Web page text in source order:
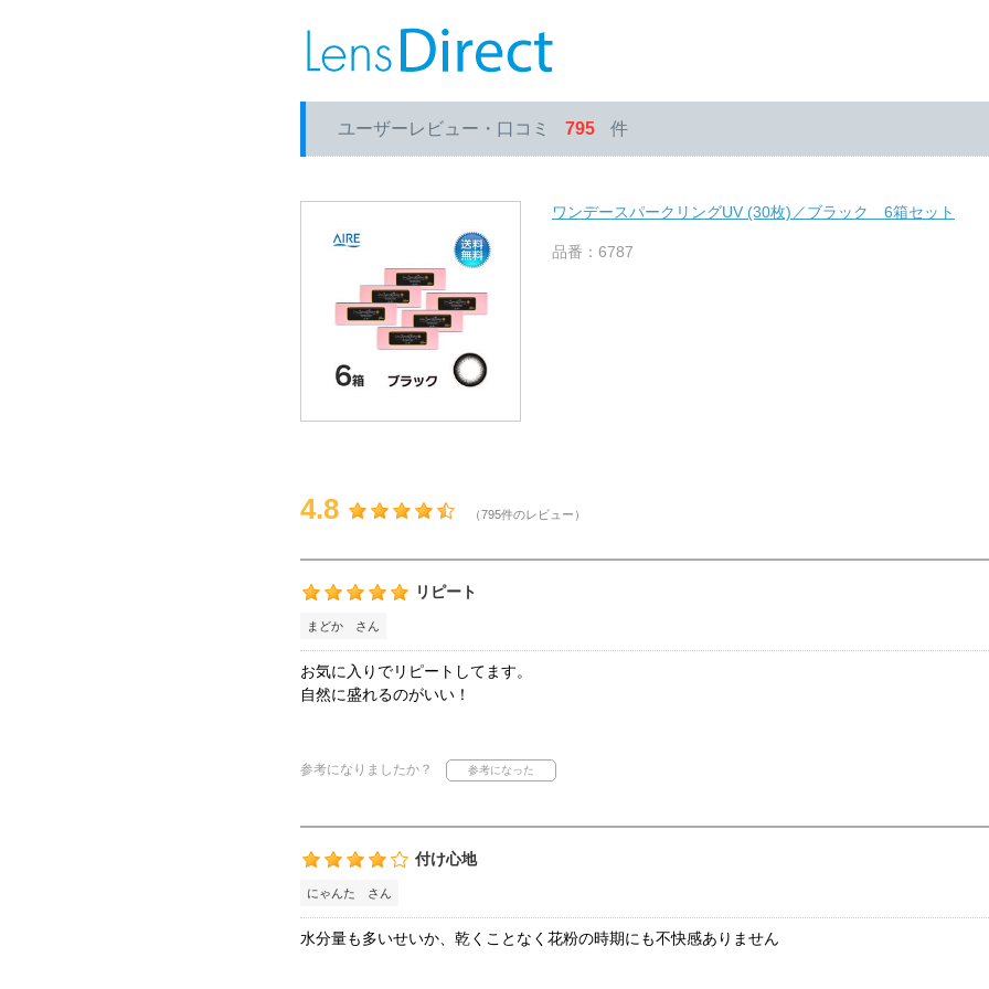
ユーザーレビュー・口コミ 795 件
ワンデースパークリングUV (30枚)／ブラック 6箱セット
品番：6787
4.8 （795件のレビュー）
リピート
まどか さん
お気に入りでリピートしてます。
自然に盛れるのがいい！
参考になりましたか？
付け心地
にゃんた さん
水分量も多いせいか、乾くことなく花粉の時期にも不快感ありません